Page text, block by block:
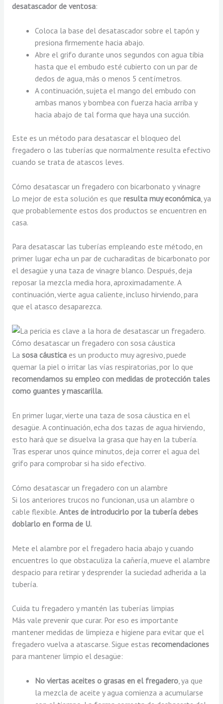
desatascador de ventosa:
Coloca la base del desatascador sobre el tapón y
presiona firmemente hacia abajo.
Abre el grifo durante unos segundos con agua tibia
hasta que el embudo esté cubierto con un par de
dedos de agua, más o menos 5 centímetros.
A continuación, sujeta el mango del embudo con
ambas manos y bombea con fuerza hacia arriba y
hacia abajo de tal forma que haya una succión.
Este es un método para desatascar el bloqueo del
fregadero o las tuberías que normalmente resulta efectivo
cuando se trata de atascos leves.
Cómo desatascar un fregadero con bicarbonato y vinagre
Lo mejor de esta solución es que resulta muy económica, ya
que probablemente estos dos productos se encuentren en
casa.
Para desatascar las tuberías empleando este método, en
primer lugar echa un par de cucharaditas de bicarbonato por
el desagüe y una taza de vinagre blanco. Después, deja
reposar la mezcla media hora, aproximadamente. A
continuación, vierte agua caliente, incluso hirviendo, para
que el atasco desaparezca.
Cómo desatascar un fregadero con sosa cáustica
La sosa cáusticaes un producto muy agresivo, puede
quemar la piel o irritar las vías respiratorias, por lo que
recomendamos su empleo con medidas de protección tales
como guantes y mascarilla.
En primer lugar, vierte una taza de sosa cáustica en el
desagüe. A continuación, echa dos tazas de agua hirviendo,
esto hará que se disuelva la grasa que hay en la tubería.
Tras esperar unos quince minutos, deja correr el agua del
grifo para comprobar si ha sido efectivo.
Cómo desatascar un fregadero con un alambre
Si los anteriores trucos no funcionan, usa un alambre o
cable flexible. Antes de introducirlo por la tubería debes
doblarlo en forma de U.
Mete el alambre por el fregadero hacia abajo y cuando
encuentres lo que obstaculiza la cañería, mueve el alambre
despacio para retirar y desprender la suciedad adherida a la
tubería.
Cuida tu fregadero y mantén las tuberías limpias
Más vale prevenir que curar. Por eso es importante
mantener medidas de limpieza e higiene para evitar que el
fregadero vuelva a atascarse. Sigue estas recomendaciones
para mantener limpio el desagüe:
No viertas aceites o grasas en el fregadero, ya que
la mezcla de aceite y agua comienza a acumularse